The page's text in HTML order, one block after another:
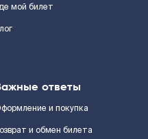
мой билет
ответы
и покупка
и обмен билета